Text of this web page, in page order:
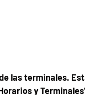
las terminales.
y